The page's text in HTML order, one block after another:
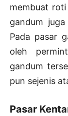
membuat
gandum
Pada pasar
oleh
gandum
pun sejenis
Pasar